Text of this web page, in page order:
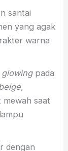
santai
yang agak
warna
glowingpada
,
saat
dengan